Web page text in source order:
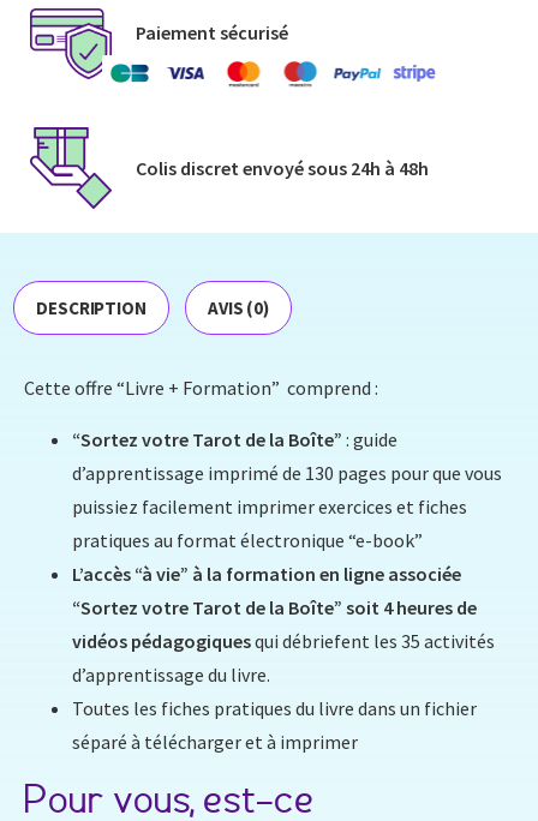
Paiement sécurisé
Colis discret envoyé​ sous 24h à 48h​
DESCRIPTION AVIS (0)
Cette offre “Livre + Formation” comprend :
“Sortez votre Tarot de la Boîte” : guide
d’apprentissage imprimé de 130 pages pour que vous
puissiez facilement imprimer exercices et fiches
pratiques au format électronique “e-book”
L’accès “à vie” à la formation en ligne associée
“Sortez votre Tarot de la Boîte” soit 4 heures de
vidéos pédagogiquesqui débriefent les 35 activités
d’apprentissage du livre.
Toutes les fiches pratiques du livre dans un fichier
séparé à télécharger et à imprimer
Pour vous, est-ce